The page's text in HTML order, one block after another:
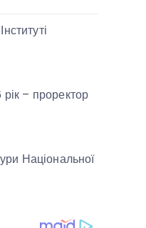
– проректор
Національної